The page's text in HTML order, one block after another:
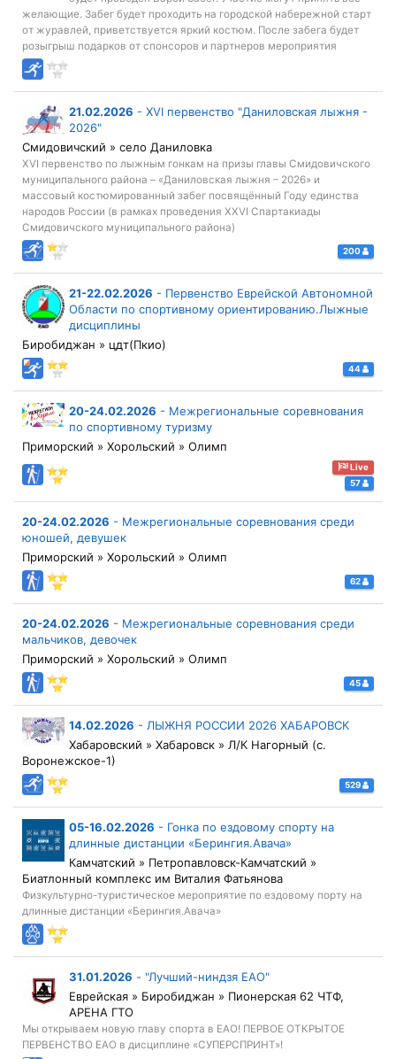
желающие. Забег будет проходить на городской набережной старт
от журавлей, приветствуется яркий костюм. После забега будет
розыгрыш подарков от спонсоров и партнеров мероприятия
21.02.2026 - XVI первенство "Даниловская лыжня -
2026"
Смидовичский » село Даниловка
XVI первенство по лыжным гонкам на призы главы Смидовичского
муниципального района – «Даниловская лыжня – 2026» и
массовый костюмированный забег посвящённый Году единства
народов России (в рамках проведения XXVI Спартакиады
Смидовичского муниципального района)
200
21-22.02.2026 - Первенство Еврейской Автономной
Области по спортивному ориентированию.Лыжные
дисциплины
Биробиджан » цдт(Пкио)
44
20-24.02.2026 - Межрегиональные соревнования
по спортивному туризму
Приморский » Хорольский » Олимп
Live
57
20-24.02.2026 - Межрегиональные соревнования среди
юношей, девушек
Приморский » Хорольский » Олимп
62
20-24.02.2026 - Межрегиональные соревнования среди
мальчиков, девочек
Приморский » Хорольский » Олимп
45
14.02.2026 - ЛЫЖНЯ РОССИИ 2026 ХАБАРОВСК
Хабаровский » Хабаровск » Л/К Нагорный (с.
Воронежское-1)
529
05-16.02.2026 - Гонка по ездовому спорту на
длинные дистанции «Берингия.Авача»
Камчатский » Петропавловск-Камчатский »
Биатлонный комплекс им Виталия Фатьянова
Физкультурно-туристическое мероприятие по ездовому порту на
длинные дистанции «Берингия.Авача»
31.01.2026 - "Лучший-ниндзя ЕАО"
Еврейская » Биробиджан » Пионерская 62 ЧТФ,
АРЕНА ГТО
Мы открываем новую главу спорта в ЕАО! ПЕРВОЕ ОТКРЫТОЕ
ПЕРВЕНСТВО ЕАО в дисциплине «СУПЕРСПРИНТ»!